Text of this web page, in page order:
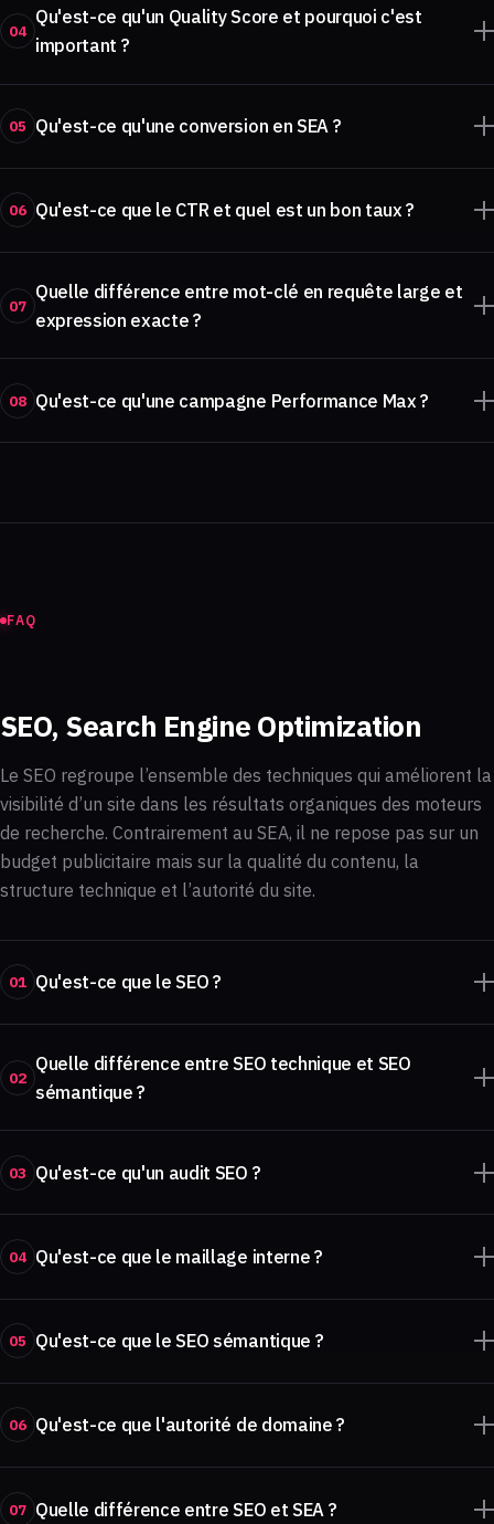
04
Qu'est-ce qu'un Quality Score et pourquoi c'est
important ?
05 Qu'est-ce qu'une conversion en SEA ?
06 Qu'est-ce que le CTR et quel est un bon taux ?
07
Quelle différence entre mot-clé en requête large et
expression exacte ?
08 Qu'est-ce qu'une campagne Performance Max ?
FAQ
SEO, Search Engine Optimization
Le SEO regroupe l’ensemble des techniques qui améliorent la
visibilité d’un site dans les résultats organiques des moteurs
de recherche. Contrairement au SEA, il ne repose pas sur un
budget publicitaire mais sur la qualité du contenu, la
structure technique et l’autorité du site.
01 Qu'est-ce que le SEO ?
02
Quelle différence entre SEO technique et SEO
sémantique ?
03 Qu'est-ce qu'un audit SEO ?
04 Qu'est-ce que le maillage interne ?
05 Qu'est-ce que le SEO sémantique ?
06 Qu'est-ce que l'autorité de domaine ?
07 Quelle différence entre SEO et SEA ?